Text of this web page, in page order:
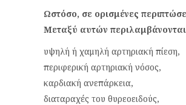
Ωστόσο, σε ορισμένες
Μεταξύ αυτών
υψηλή ή χαμηλή αρτηριακή πίεση,
περιφερική αρτηριακή νόσος,
καρδιακή ανεπάρκεια,
διαταραχές του θυρεοειδούς,